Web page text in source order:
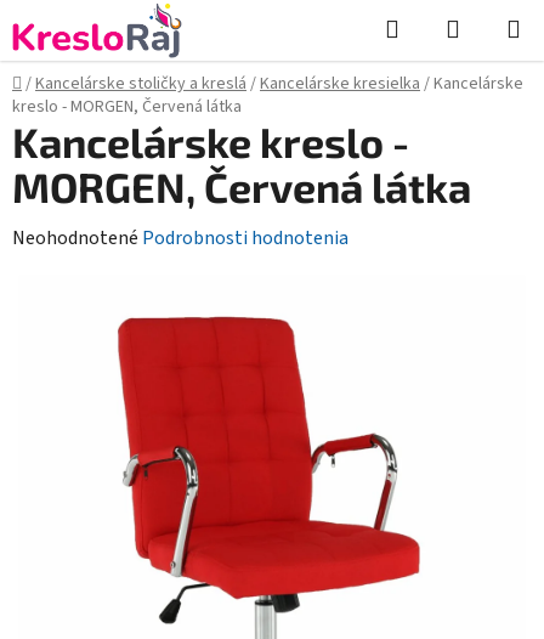
na
obsah
Hľadať
KOŠÍK
Domov
/Kancelárske stoličky a kreslá/Kancelárske kresielka/Kancelárske
kreslo - MORGEN, Červená látka
Kancelárske kreslo -
MORGEN, Červená látka
Priemerné
Neohodnotené Podrobnosti hodnotenia